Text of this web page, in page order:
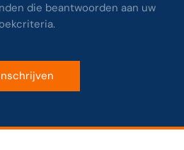
die beantwoorden aan uw